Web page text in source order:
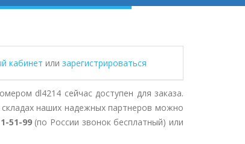
кабинет или зарегистрироваться
dl4214 сейчас доступен для заказа.
наших надежных партнеров можно
51-99(по России звонок бесплатный) или